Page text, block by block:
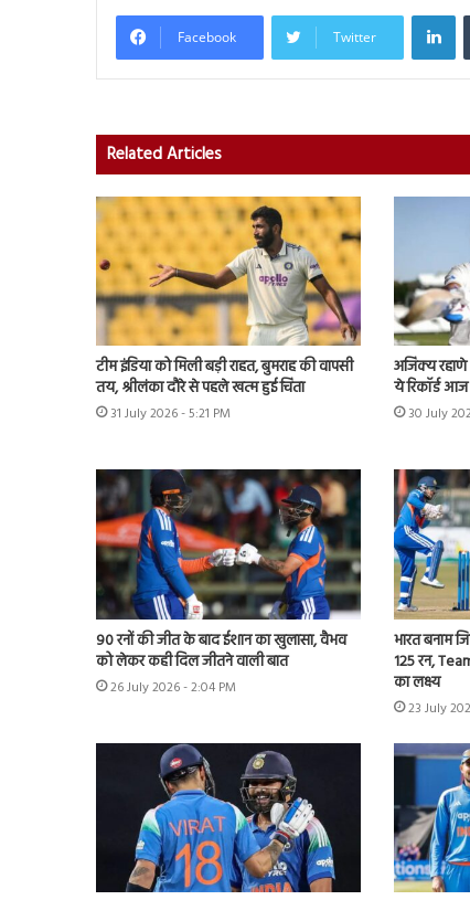
Facebook Twitter
Related Articles
टीम इंडिया को मिली बड़ी राहत, बुमराह की वापसी
तय, श्रीलंका दौरे से पहले खत्म हुई चिंता
31 July 2026 - 5:21 PM
अजिंक्य रहाणे
ये रिकॉर्ड
30 July
90 रनों की जीत के बाद ईशान का खुलासा, वैभव
को लेकर कही दिल जीतने वाली बात
26 July 2026 - 2:04 PM
भारत बनाम
125 रन,
का लक्ष्य
23 July